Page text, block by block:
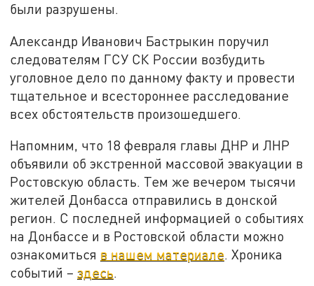
были разрушены.
Александр Иванович Бастрыкин поручил
следователям ГСУ СК России возбудить
уголовное дело по данному факту и провести
тщательное и всестороннее расследование
всех обстоятельств произошедшего.
Напомним, что 18 февраля главы ДНР и ЛНР
объявили об экстренной массовой эвакуации в
Ростовскую область. Тем же вечером тысячи
жителей Донбасса отправились в донской
регион. С последней информацией о событиях
на Донбассе и в Ростовской области можно
ознакомиться в нашем материале. Хроника
событий –здесь.